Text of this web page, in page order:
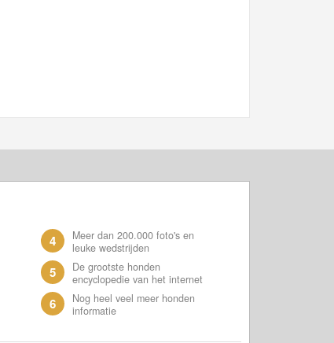
4
Meer dan 200.000 foto's en
leuke wedstrijden
5
De grootste honden
encyclopedie van het internet
6
Nog heel veel meer honden
informatie